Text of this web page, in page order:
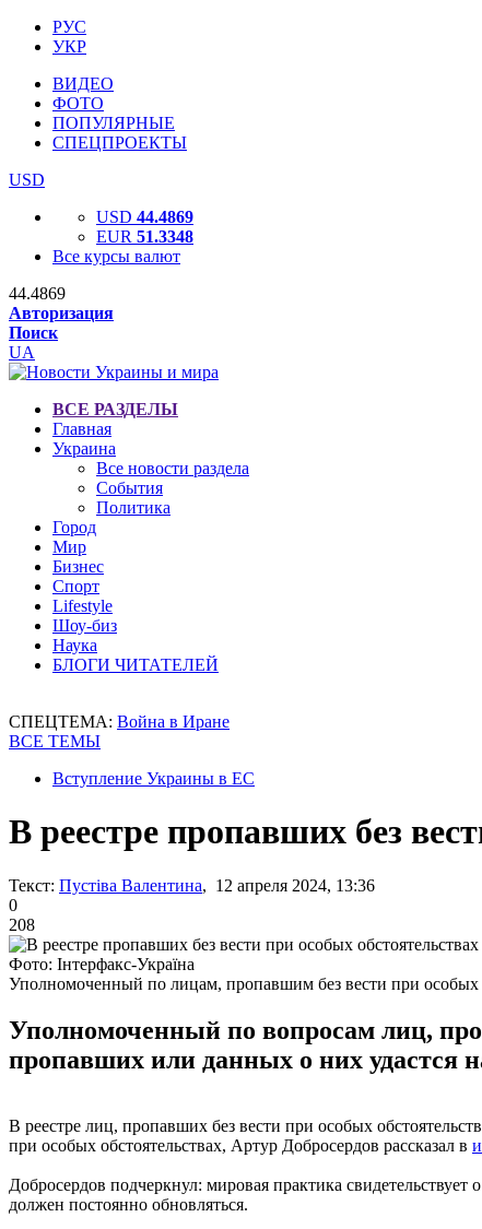
РУС
УКР
ВИДЕО
ФОТО
ПОПУЛЯРНЫЕ
СПЕЦПРОЕКТЫ
USD
USD 44.4869
EUR 51.3348
Все курсы валют
44.4869
Авторизация
Поиск
UA
ВСЕ РАЗДЕЛЫ
Главная
Украина
Все новости раздела
События
Политика
Город
Мир
Бизнес
Спорт
Lifestyle
Шоу-биз
Наука
БЛОГИ ЧИТАТЕЛЕЙ
СПЕЦТЕМА: Война в Иране
ВСЕ ТЕМЫ
Вступление Украины в ЕС
В реестре пропавших без
Текст: Пустіва Валентина, 12 апреля 2024, 13:36
0
208
Фото: Інтерфакс-Україна
Уполномоченный по лицам, пропавшим без вести при особых
Уполномоченный по вопросам лиц,
пропавших или данных о них удастся
В реестре лиц, пропавших без вести при особых
при особых обстоятельствах, Артур Добросердов рассказал в
Добросердов подчеркнул: мировая практика
должен постоянно обновляться.